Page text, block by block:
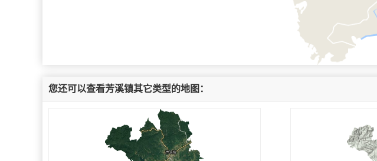
您还可以查看芳溪镇其它类型的地图：